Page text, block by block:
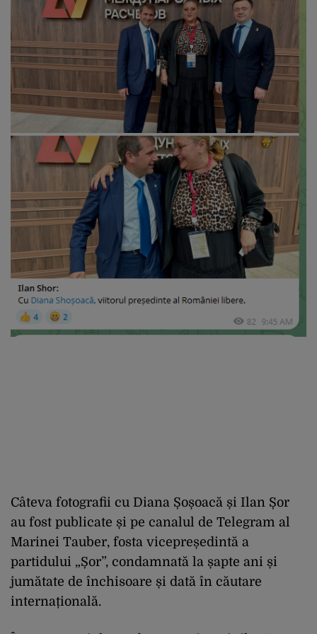
Câteva fotografii cu Diana Șoșoacă și Ilan Șor
au fost publicate și pe canalul de Telegram al
Marinei Tauber, fosta vicepreședintă a
partidului „Șor”, condamnată la șapte ani și
jumătate de închisoare și dată în căutare
internațională.